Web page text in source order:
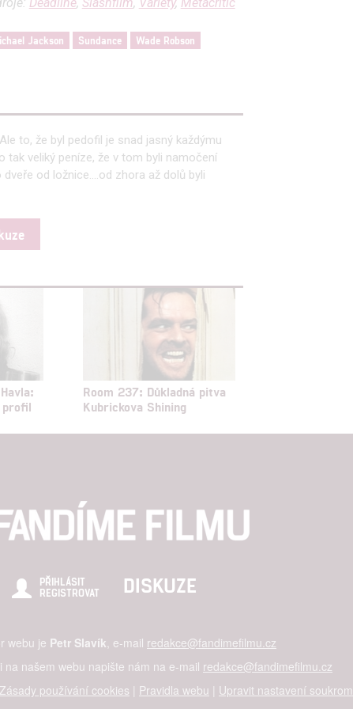
Jackson Sundance
Wade Robson
to, že byl pedofil je snad jasný každýmu
veliký peníze, že v tom byli namočení
od ložnice....od zhora až dolů byli
profil
Room 237: Důkladná pitva
Kubrickova Shining
PŘIHLÁSIT
REGISTROVAT
DISKUZE
webu je Petr Slavík, e-mail redakce@fandimefilmu.cz
na našem webu napište nám na e-mail redakce@fandimefilmu.cz
Zásady používání cookies | Pravidla webu | Upravit nastavení